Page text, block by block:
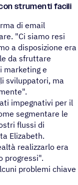
stru­menti facili
di email
"Ci siamo resi
a disposizione era
da sfruttare
marketing e
sviluppatori, ma
impegnativi per il
segmentare le
flussi di
Elizabeth.
realizzarlo era
progressi".
problemi chiave